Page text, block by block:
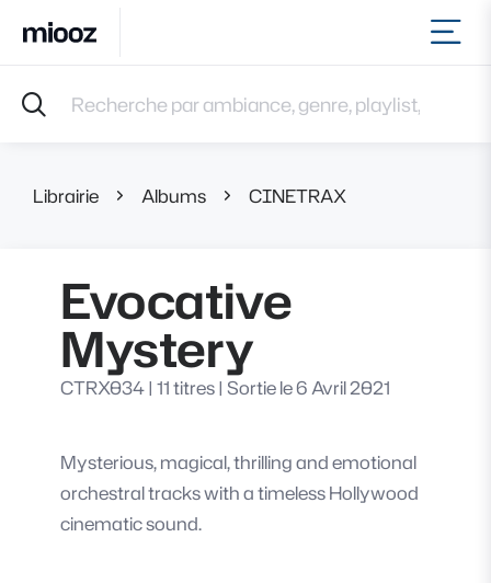
Accueil
Musiques
Playlists
Connexion
Librairie Albums CINETRAX
Evocative
Mystery
CTRX034| 11 titres| Sortie le 6 Avril 2021
Mysterious, magical, thrilling and emotional
orchestral tracks with a timeless Hollywood
cinematic sound.